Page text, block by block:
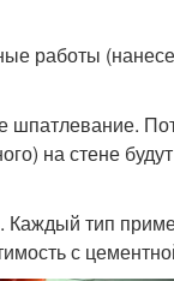
работы
шпатлевание.
на стене
Каждый тип
с